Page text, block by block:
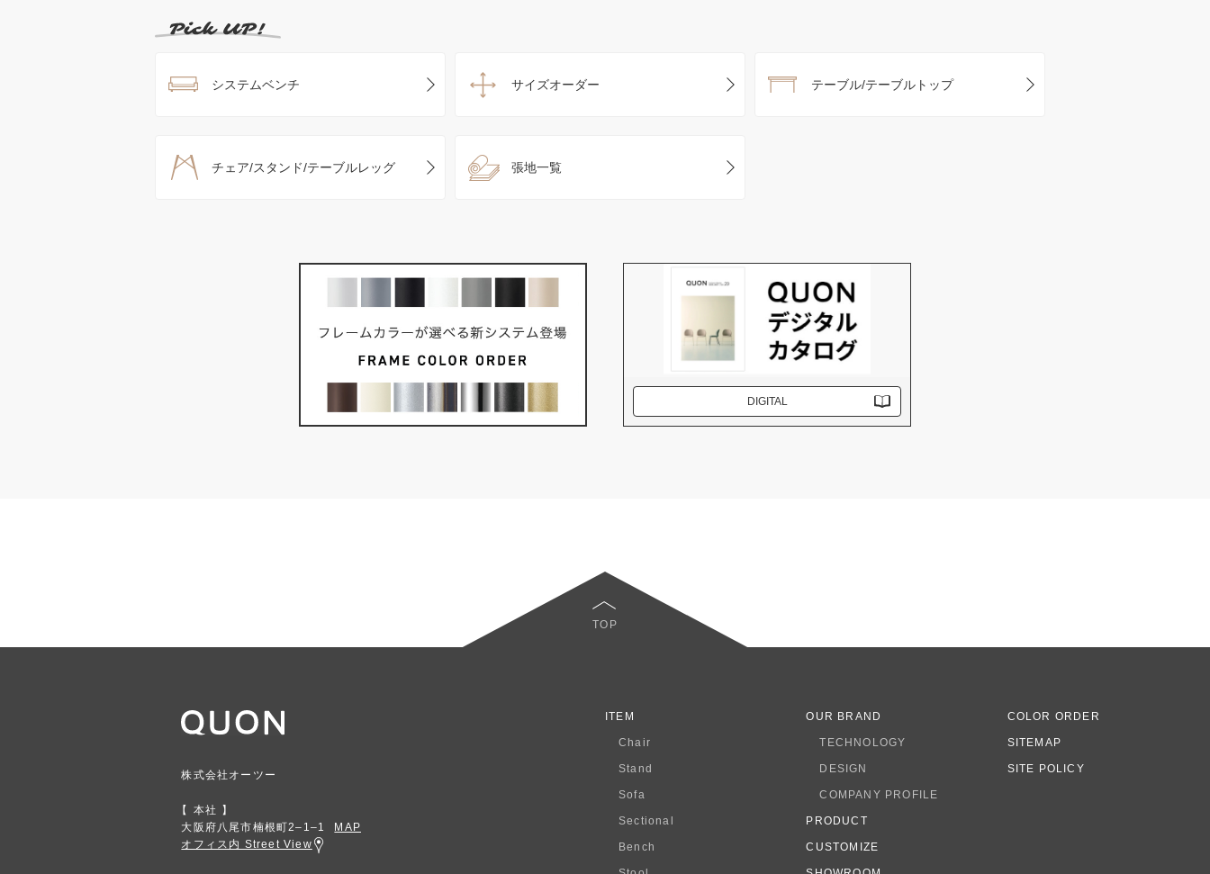
システムベンチ サイズオーダー テーブル/テーブルトップ
チェア/スタンド/テーブルレッグ 張地一覧
DIGITAL
TOP
株式会社オーツー
本社
大阪府八尾市楠根町2‒1‒1
MAP
オフィス内 Street View
ITEM
Chair
Stand
Sofa
Sectional
Bench
OUR BRAND
TECHNOLOGY
DESIGN
COMPANY PROFILE
PRODUCT
CUSTOMIZE
COLOR ORDER
SITEMAP
SITE POLICY